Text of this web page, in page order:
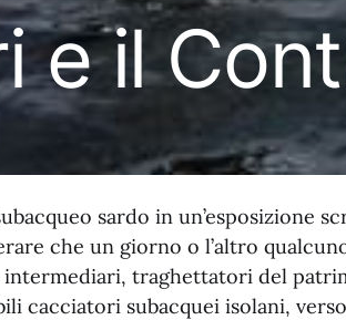
e il
sardo in un’esposizione
che un giorno o l’altro
traghettatori del
cacciatori subacquei isolani,